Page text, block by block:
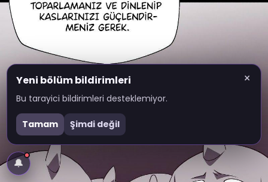
×
Yeni bölüm bildirimleri
Bu tarayici bildirimleri desteklemiyor.
Tamam Şimdi değil
🔔